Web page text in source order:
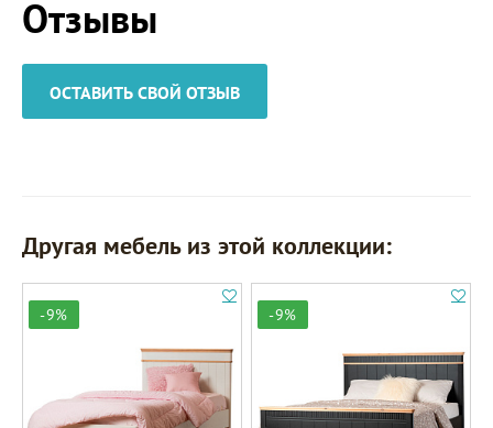
Отзывы
ОСТАВИТЬ СВОЙ ОТЗЫВ
Другая мебель из этой коллекции:
-9% -9%